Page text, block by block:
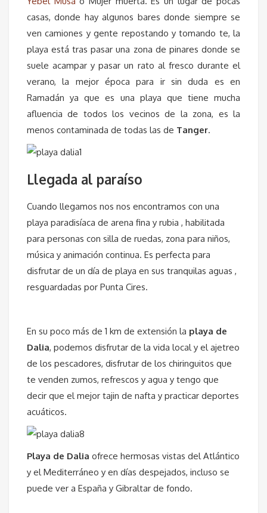
casas, donde hay algunos bares donde siempre se
ven camiones y gente repostando y tomando te, la
playa está tras pasar una zona de pinares donde se
suele acampar y pasar un rato al fresco durante el
verano, la mejor época para ir sin duda es en
Ramadán ya que es una playa que tiene mucha
afluencia de todos los vecinos de la zona, es la
menos contaminada de todas las de Tanger.
Llegada al paraíso
Cuando llegamos nos nos encontramos con una
playa paradisíaca de arena fina y rubia , habilitada
para personas con silla de ruedas, zona para niños,
música y animación continua. Es perfecta para
disfrutar de un día de playa en sus tranquilas aguas ,
resguardadas por Punta Cires.
En su poco más de 1 km de extensión la playa de
Dalia, podemos disfrutar de la vida local y el ajetreo
de los pescadores, disfrutar de los chiringuitos que
te venden zumos, refrescos y agua y tengo que
decir que el mejor tajin de nafta y practicar deportes
acuáticos.
Playa de Dalia ofrece hermosas vistas del Atlántico
y el Mediterráneo y en días despejados, incluso se
puede ver a España y Gibraltar de fondo.